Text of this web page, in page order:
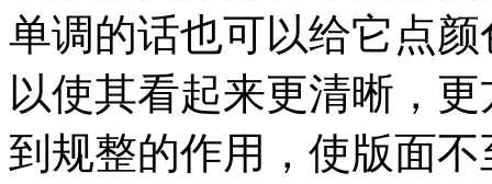
单调的话也可以给它点
以使其看起来更清晰，
到规整的作用，使版面